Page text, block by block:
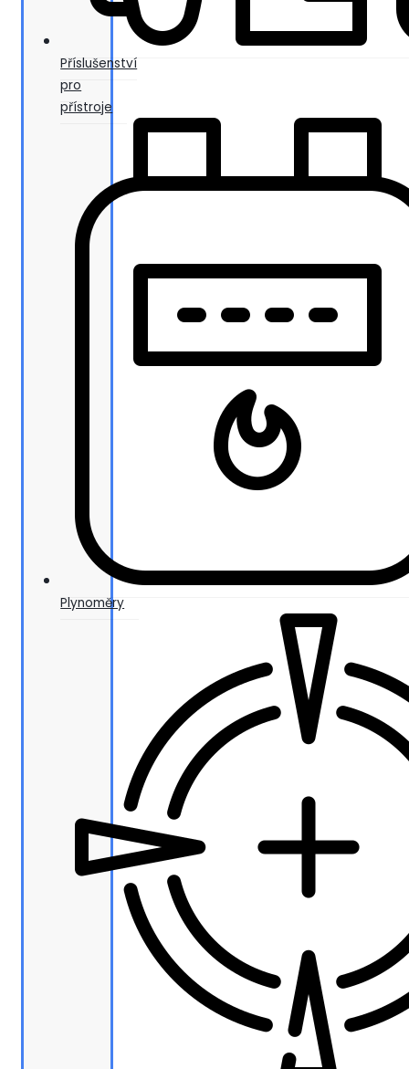
Příslušenství
pro
přístroje
Plynoměry